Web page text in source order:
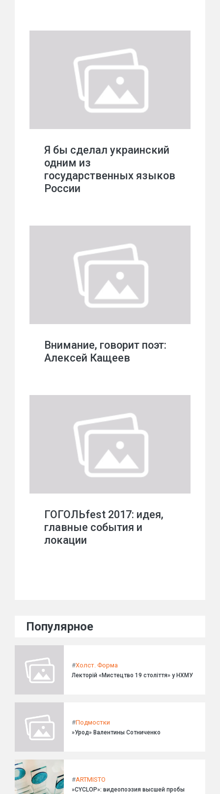
Я бы сделал украинский
одним из
государственных языков
России
Внимание, говорит поэт:
Алексей Кащеев
ГОГОЛЬfest 2017: идея,
главные события и
локации
Популярное
#Холст. Форма
Лекторій «Мистецтво 19 століття» у НХМУ
#Подмостки
»Урод» Валентины Сотниченко
#ARTMISTO
»CYCLOP»: видеопоэзия высшей пробы